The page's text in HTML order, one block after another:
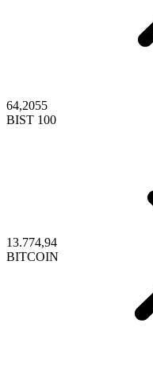
64,2055
BIST 100
13.774,94
BITCOIN